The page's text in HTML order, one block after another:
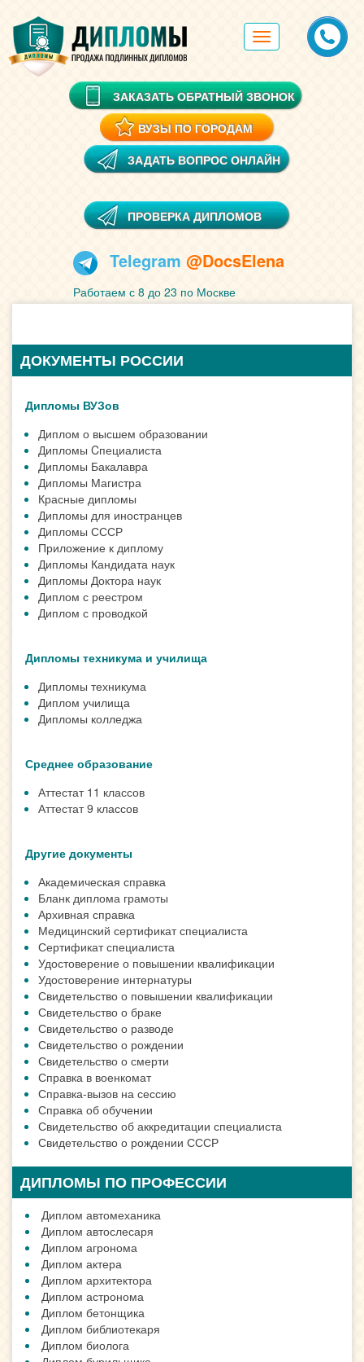
Toggle
navigation
ЗАКАЗАТЬ ОБРАТНЫЙ ЗВОНОК
ВУЗЫ ПО ГОРОДАМ
ЗАДАТЬ ВОПРОС ОНЛАЙН
ПРОВЕРКА ДИПЛОМОВ
Telegram @DocsElena
Работаем с 8 до 23 по Москве
ДОКУМЕНТЫ РОССИИ
Дипломы ВУЗов
Диплом о высшем образовании
Дипломы Cпециалиста
Дипломы Бакалавра
Дипломы Магистра
Красные дипломы
Дипломы для иностранцев
Дипломы СССР
Приложение к диплому
Дипломы Кандидата наук
Дипломы Доктора наук
Диплом с реестром
Диплом с проводкой
Дипломы техникума и училища
Дипломы техникума
Диплом училища
Дипломы колледжа
Среднее образование
Аттестат 11 классов
Аттестат 9 классов
Другие документы
Академическая справка
Бланк диплома грамоты
Архивная справка
Медицинский сертификат специалиста
Сертификат специалиста
Удостоверение о повышении квалификации
Удостоверение интернатуры
Свидетельство о повышении квалификации
Свидетельство о браке
Свидетельство о разводе
Свидетельство о рождении
Свидетельство о смерти
Справка в военкомат
Справка-вызов на сессию
Справка об обучении
Свидетельство об аккредитации специалиста
Свидетельство о рождении СССР
ДИПЛОМЫ ПО ПРОФЕССИИ
Диплом автомеханика
Диплом автослесаря
Диплом агронома
Диплом актера
Диплом архитектора
Диплом астронома
Диплом бетонщика
Диплом библиотекаря
Диплом биолога